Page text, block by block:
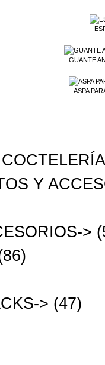
GUANTE
ASPA
Y
>
> (47)